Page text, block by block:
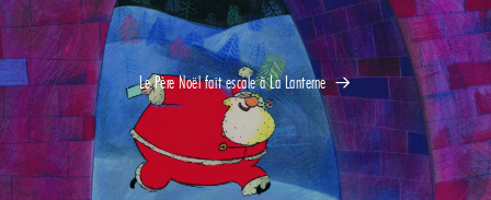
Le Père Noël fait escale à La Lanterne